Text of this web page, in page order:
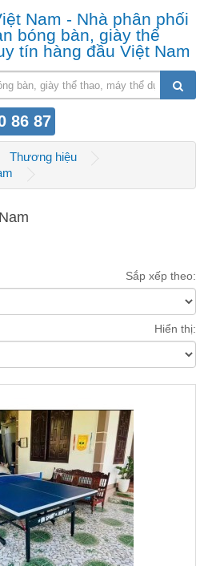
Nam - Nhà phân phối
bóng bàn, giày thể
tín hàng đầu Việt Nam
86 87
Thương hiệu
Sắp xếp theo:
Hiển thị: